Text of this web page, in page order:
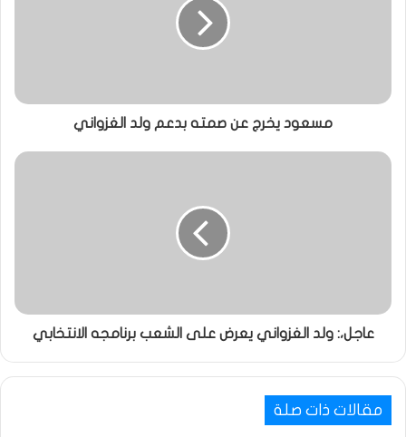
مسعود يخرج عن صمته بدعم ولد الغزواني
عاجل،: ولد الغزواني يعرض على الشعب برنامجه الانتخابي
مقالات ذات صلة